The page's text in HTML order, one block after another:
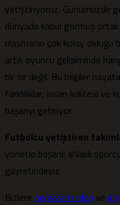
yetiştiriyoruz. Günümüzde
dünyada kabul görmüş
ulaşmanın çok kolay olduğu
artık oyuncu gelişiminde
bir sır değil. Bu bilgiler
farklılıklar, insan kalitesi ve
başarıyı getiriyor.
Futbolcu yetiştiren
yönetip başarılı ahlaklı
gayretindeyiz
Bizlere numaramızdan ve